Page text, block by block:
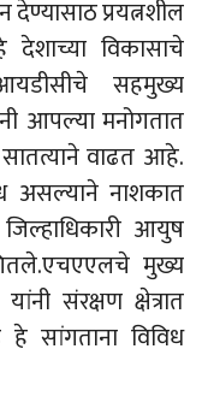
प्रयत्नशील
विकासाचे
सहमुख्य
आपल्यामनोगतात
सातत्यानेवाढत आहे.
असल्याने नाशकात
आयुष
मुख्य
संरक्षण क्षेत्रात
सांगताना विविध